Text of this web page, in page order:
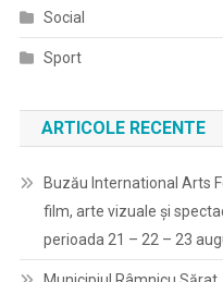
Social
Sport
ARTICOLE RECENTE
Buzău International Arts
film, arte vizuale și
perioada 21 – 22 – 23